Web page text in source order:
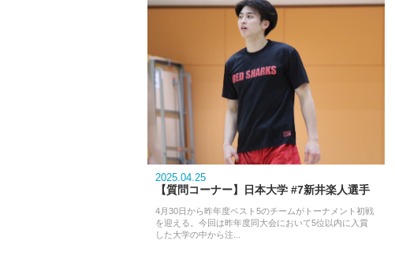
2025.04.25
【質問コーナー】日本大学 #7新井楽人選手
4月30日から昨年度ベスト5のチームがトーナメント初戦
を迎える。今回は昨年度同大会において5位以内に入賞
した大学の中から注...